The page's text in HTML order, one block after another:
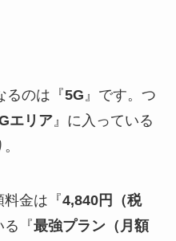
るのは『5G 』です。つ
エリア』に入っている
料金は『4,840円（税
る『最強プラン（月額